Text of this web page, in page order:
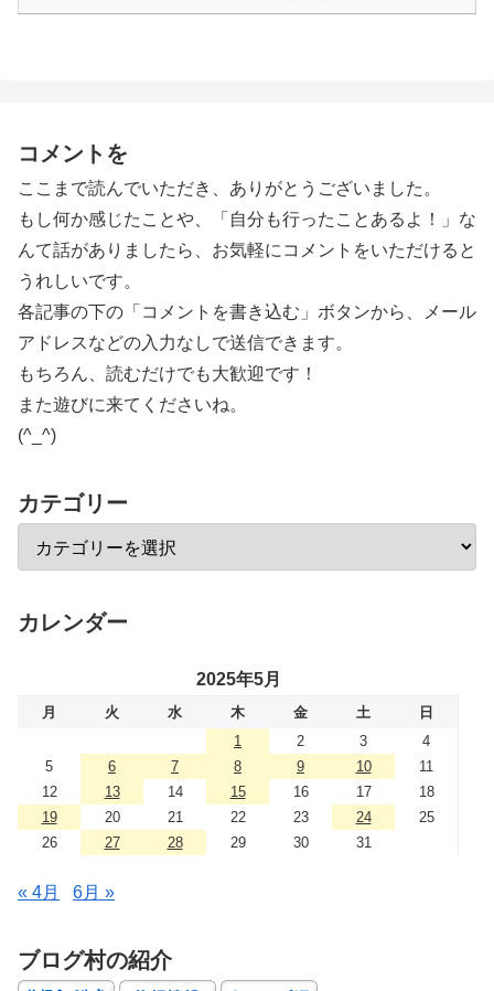
コメントを
ここまで読んでいただき、ありがとうございました。
もし何か感じたことや、「自分も行ったことあるよ！」な
んて話がありましたら、お気軽にコメントをいただけると
うれしいです。
各記事の下の「コメントを書き込む」ボタンから、メール
アドレスなどの入力なしで送信できます。
もちろん、読むだけでも大歓迎です！
また遊びに来てくださいね。
(^_^)
カテゴリー
カレンダー
2025年5月
月 火 水 木 金 土
日
1
2 3
4
5
6 7 8 9 10
11
12
13 14 15 16 17
18
19
20 21 22 23 24
25
26
27 28 29 30 31
« 4月 6月 »
ブログ村の紹介